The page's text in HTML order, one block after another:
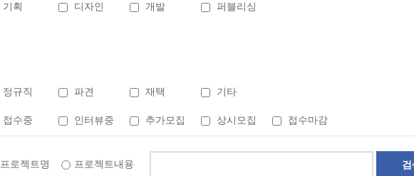
기획 디자인 개발 퍼블리싱
정규직 파견 재택 기타
접수중 인터뷰중 추가모집 상시모집 접수마감
프로젝트명 프로젝트내용 검